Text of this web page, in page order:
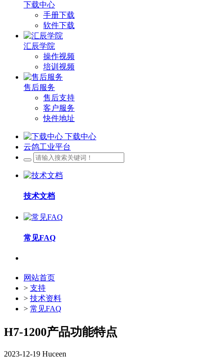
下载中心
手册下载
软件下载
汇辰学院
操作视频
培训视频
售后服务
售后支持
客户服务
快件地址
下载中心
云鸽工业平台
技术文档
常见FAQ
网站首页
> 支持
> 技术资料
> 常见FAQ
H7-1200产品功能特点
2023-12-19 Huceen